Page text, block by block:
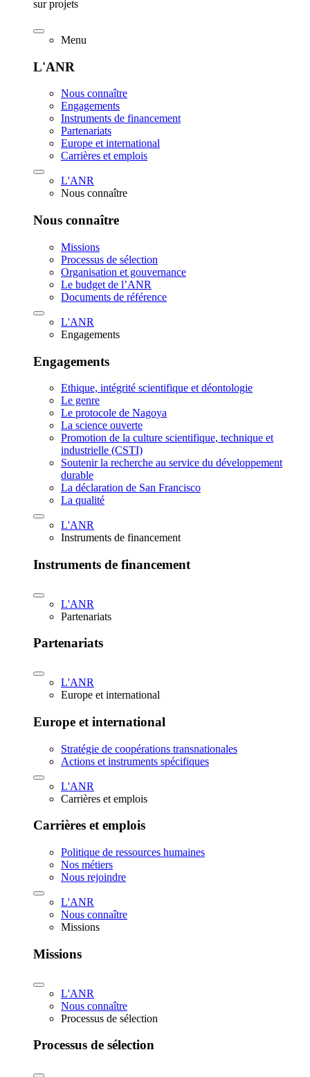
sur projets
Menu
L'ANR
Nous connaître
Engagements
Instruments de financement
Partenariats
Europe et international
Carrières et emplois
L'ANR
Nous connaître
Nous connaître
Missions
Processus de sélection
Organisation et gouvernance
Le budget de l’ANR
Documents de référence
L'ANR
Engagements
Engagements
Ethique, intégrité scientifique et déontologie
Le genre
Le protocole de Nagoya
La science ouverte
Promotion de la culture scientifique, technique et
industrielle (CSTI)
Soutenir la recherche au service du développement
durable
La déclaration de San Francisco
La qualité
L'ANR
Instruments de financement
Instruments de financement
L'ANR
Partenariats
Partenariats
L'ANR
Europe et international
Europe et international
Stratégie de coopérations transnationales
Actions et instruments spécifiques
L'ANR
Carrières et emplois
Carrières et emplois
Politique de ressources humaines
Nos métiers
Nous rejoindre
L'ANR
Nous connaître
Missions
Missions
L'ANR
Nous connaître
Processus de sélection
Processus de sélection